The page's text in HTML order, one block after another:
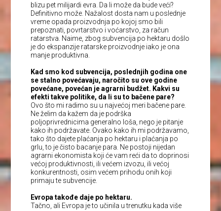
blizu pet milijardi evra. Da li može da bude veći?
Definitivno može. Nažalost dosta nam u poslednje
vreme opada proizvodnja po kojoj smo bili
prepoznati, povrtarstvo i voćarstvo, za račun
ratarstva. Naime, zbog subvencija po hektaru došlo
je do ekspanzije ratarske proizvodnje iako je ona
manje produktivna.
Kad smo kod subvencija, poslednjih godina one
se stalno povećavaju, naročito su ove godine
povećane, povećan je agrarni budžet. Kakvi su
efekti takve politike, da li su to bačene pare?
Ovo što mi radimo su u najvećoj meri bačene pare.
Ne želim da kažem da je podrška
poljoprivrednicima generalno loša, nego je pitanje
kako ih podržavate. Ovako kako ih mi podržavamo,
tako što dajete plaćanja po hektaru i plaćanja po
grlu, to je čisto bacanje para. Ne postoji nijedan
agrarni ekonomista koji će vam reći da to doprinosi
većoj produktivnosti, ili većem izvozu, ili većoj
konkurentnosti, osim većem prihodu onih koji
primaju te subvencije.
Evropa takođe daje po hektaru.
Tačno, ali Evropa je to učinila u trenutku kada više